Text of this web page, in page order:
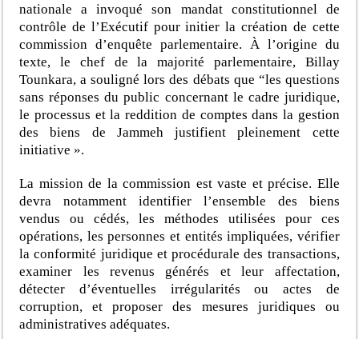
nationale a invoqué son mandat constitutionnel de
contrôle de l’Exécutif pour initier la création de cette
commission d’enquête parlementaire. À l’origine du
texte, le chef de la majorité parlementaire, Billay
Tounkara, a souligné lors des débats que “les questions
sans réponses du public concernant le cadre juridique,
le processus et la reddition de comptes dans la gestion
des biens de Jammeh justifient pleinement cette
initiative ».
La mission de la commission est vaste et précise. Elle
devra notamment identifier l’ensemble des biens
vendus ou cédés, les méthodes utilisées pour ces
opérations, les personnes et entités impliquées, vérifier
la conformité juridique et procédurale des transactions,
examiner les revenus générés et leur affectation,
détecter d’éventuelles irrégularités ou actes de
corruption, et proposer des mesures juridiques ou
administratives adéquates.